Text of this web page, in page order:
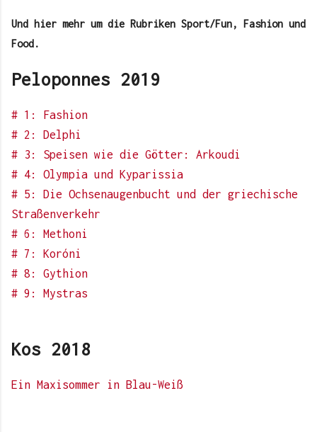
Und hier mehr um die Rubriken Sport/Fun, Fashion und
Food.
Peloponnes 2019
# 1: Fashion
# 2: Delphi
# 3: Speisen wie die Götter: Arkoudi
# 4: Olympia und Kyparissia
# 5: Die Ochsenaugenbucht und der griechische
Straßenverkehr
# 6: Methoni
# 7: Koróni
# 8: Gythion
# 9: Mystras
Kos 2018
Ein Maxisommer in Blau-Weiß